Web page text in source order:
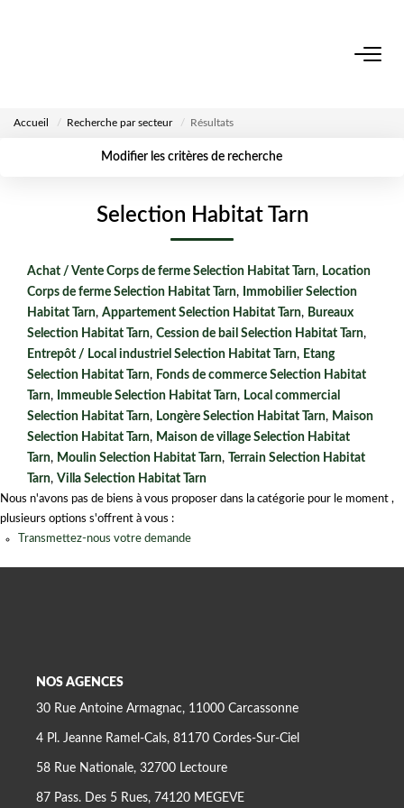
NOUS REJOINDRE
CONTACT
EN
Accueil Recherche par secteur Résultats
Modifier les critères de recherche
Créer une
Selection Habitat Tarn
Achat / Vente Corps de ferme Selection Habitat Tarn, Location
Corps de ferme Selection Habitat Tarn, Immobilier Selection
Habitat Tarn, Appartement Selection Habitat Tarn, Bureaux
Selection Habitat Tarn, Cession de bail Selection Habitat Tarn,
Entrepôt / Local industriel Selection Habitat Tarn, Etang
Selection Habitat Tarn, Fonds de commerce Selection Habitat
Tarn, Immeuble Selection Habitat Tarn, Local commercial
Selection Habitat Tarn, Longère Selection Habitat Tarn, Maison
Selection Habitat Tarn, Maison de village Selection Habitat
Tarn, Moulin Selection Habitat Tarn, Terrain Selection Habitat
Tarn, Villa Selection Habitat Tarn
Nous n'avons pas de biens à vous proposer dans la catégorie pour le moment ,
plusieurs options s'offrent à vous :
Transmettez-nous votre demande
NOS AGENCES
30 Rue Antoine Armagnac, 11000 Carcassonne
4 Pl. Jeanne Ramel-Cals, 81170 Cordes-Sur-Ciel
58 Rue Nationale, 32700 Lectoure
87 Pass. Des 5 Rues, 74120 MEGEVE